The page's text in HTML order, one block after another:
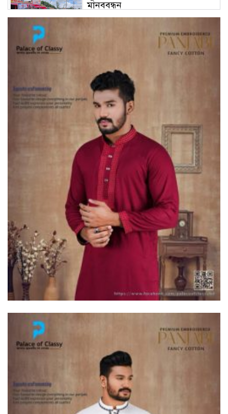
মানববন্ধন
ভূরুঙ্গামারীতে ১৭৪০ মিটার অবৈধ
করল প্রশাসন
ভূরুঙ্গামারীতে পুলিশ-বিজিবির যৌথ
অভিযানে গাঁজার গাছ সহ
মাদককারবারি আটক
জরায়ুমুখ ক্যান্সার স্ক্রিনিংয়ে কুড়িগ্রামে
সেরা নাগেশ্বরী, সম্মাননা পেলেন নার্স
নাজমা
দুধকুমার নদে সাঁড়াশি অভিযান, জব্দ ২
হাজার ৫০০ মিটার চায়না জাল
ভূরুঙ্গামারীতে ভারতীয় গরু সহ ৩